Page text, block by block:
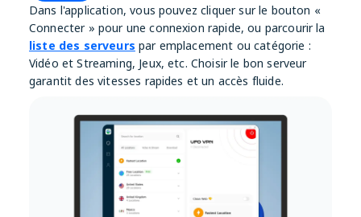
Dans l'application, vous pouvez cliquer sur le bouton «
Connecter » pour une connexion rapide, ou parcourir la
liste des serveurs par emplacement ou catégorie :
Vidéo et Streaming, Jeux, etc. Choisir le bon serveur
garantit des vitesses rapides et un accès fluide.